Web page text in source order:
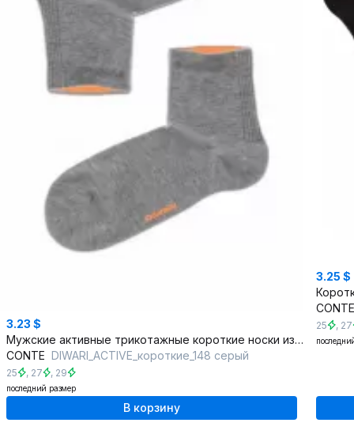
3.23 $
Мужские активные трикотажные короткие носки из хлопка
CONTE DIWARI_ACTIVE_короткие_148 серый
25 , 27 , 29
последний размер
В корзину
3.25 $
25 , 27